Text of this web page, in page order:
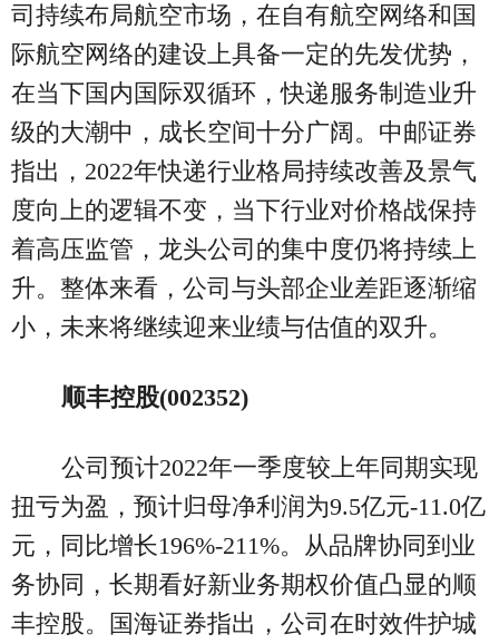
司持续布局航空市场，在自有航空网络和国
际航空网络的建设上具备一定的先发优势，
在当下国内国际双循环，快递服务制造业升
级的大潮中，成长空间十分广阔。中邮证券
指出，2022年快递行业格局持续改善及景气
度向上的逻辑不变，当下行业对价格战保持
着高压监管，龙头公司的集中度仍将持续上
升。整体来看，公司与头部企业差距逐渐缩
小，未来将继续迎来业绩与估值的双升。
顺丰控股(002352)
公司预计2022年一季度较上年同期实现
扭亏为盈，预计归母净利润为9.5亿元-11.0亿
元，同比增长196%-211%。从品牌协同到业
务协同，长期看好新业务期权价值凸显的顺
丰控股。国海证券指出，公司在时效件护城